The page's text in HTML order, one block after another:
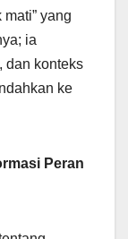
yang
ia
dan konteks
ke
Peran